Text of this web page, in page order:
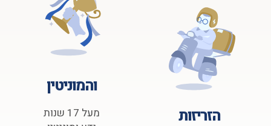
הזריזות
והמוניטין
מעל 17 שנות